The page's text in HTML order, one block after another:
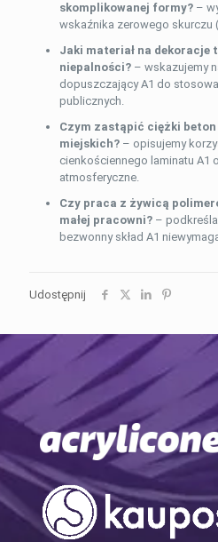
skomplikowanej formy?–
wskaźnika zerowego skurczu
Jaki materiał na dekoracje
niepalności?– wskazujemy
dopuszczający A1 do
publicznych.
Czym zastąpić ciężki
miejskich?– opisujemy
cienkościennego laminatu A1
atmosferyczne.
Czy praca z żywicą
małej pracowni?–
bezwonny skład A1
Udostępnij